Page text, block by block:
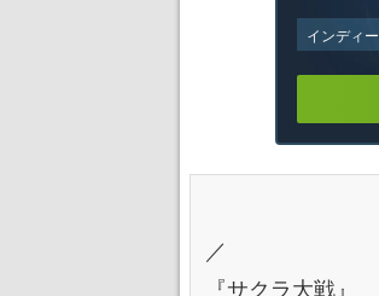
インディー
／
『サクラ大戦』